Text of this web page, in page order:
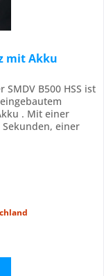
mit Akku
B500 HSS ist
. Mit einer
einer
und Ihr